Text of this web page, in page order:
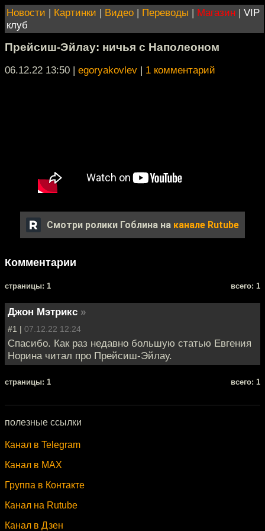
Новости | Картинки | Видео | Переводы | Магазин | VIP
клуб
Прейсиш-Эйлау: ничья с Наполеоном
06.12.22 13:50 | egoryakovlev | 1 комментарий
Смотри ролики Гоблина на канале Rutube
Комментарии
cтраницы: 1 всего: 1
Джон Мэтрикс »
#1 | 07.12.22 12:24
Спасибо. Как раз недавно большую статью Евгения
Норина читал про Прейсиш-Эйлау.
cтраницы: 1 всего: 1
полезные ссылки
Канал в Telegram
Канал в MAX
Группа в Контакте
Канал на Rutube
Канал в Дзен